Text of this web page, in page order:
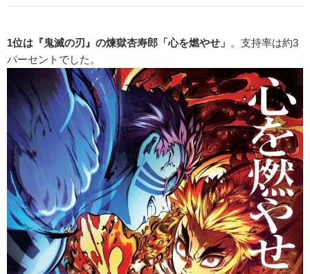
1位は『鬼滅の刃』の煉獄杏寿郎「心を燃やせ」 。支持率は約3
パーセントでした。